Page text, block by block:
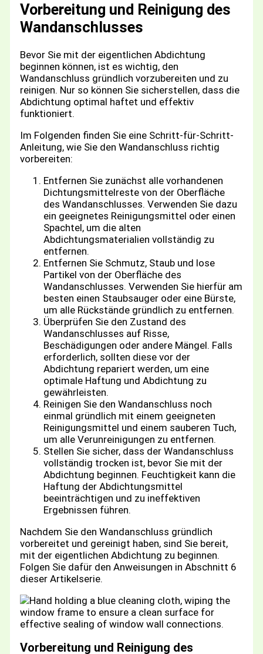
Vorbereitung und Reinigung des
Wandanschlusses
Bevor Sie mit der eigentlichen Abdichtung
beginnen können, ist es wichtig, den
Wandanschluss gründlich vorzubereiten und zu
reinigen. Nur so können Sie sicherstellen, dass die
Abdichtung optimal haftet und effektiv
funktioniert.
Im Folgenden finden Sie eine Schritt-für-Schritt-
Anleitung, wie Sie den Wandanschluss richtig
vorbereiten:
Entfernen Sie zunächst alle vorhandenen
Dichtungsmittelreste von der Oberfläche
des Wandanschlusses. Verwenden Sie dazu
ein geeignetes Reinigungsmittel oder einen
Spachtel, um die alten
Abdichtungsmaterialien vollständig zu
entfernen.
Entfernen Sie Schmutz, Staub und lose
Partikel von der Oberfläche des
Wandanschlusses. Verwenden Sie hierfür am
besten einen Staubsauger oder eine Bürste,
um alle Rückstände gründlich zu entfernen.
Überprüfen Sie den Zustand des
Wandanschlusses auf Risse,
Beschädigungen oder andere Mängel. Falls
erforderlich, sollten diese vor der
Abdichtung repariert werden, um eine
optimale Haftung und Abdichtung zu
gewährleisten.
Reinigen Sie den Wandanschluss noch
einmal gründlich mit einem geeigneten
Reinigungsmittel und einem sauberen Tuch,
um alle Verunreinigungen zu entfernen.
Stellen Sie sicher, dass der Wandanschluss
vollständig trocken ist, bevor Sie mit der
Abdichtung beginnen. Feuchtigkeit kann die
Haftung der Abdichtungsmittel
beeinträchtigen und zu ineffektiven
Ergebnissen führen.
Nachdem Sie den Wandanschluss gründlich
vorbereitet und gereinigt haben, sind Sie bereit,
mit der eigentlichen Abdichtung zu beginnen.
Folgen Sie dafür den Anweisungen in Abschnitt 6
dieser Artikelserie.
Vorbereitung und Reinigung des